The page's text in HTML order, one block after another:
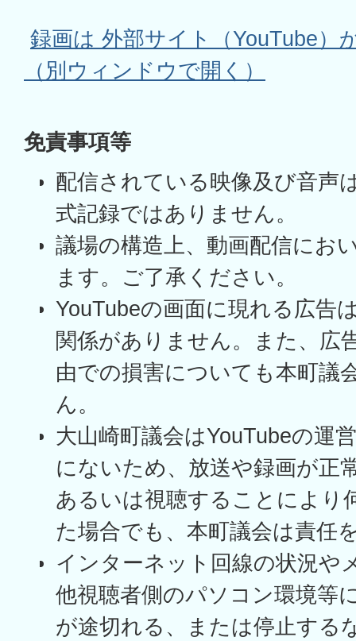
録画は 外部サイト（YouTube）
（別ウィンドウで開く）
免責事項等
配信されている映像及び音声
式記録ではありません。
議場の構造上、動画配信にお
ます。ご了承ください。
YouTubeの画面に現れる広告
関係がありません。また、広
由での損害についても本町議
ん。
大山崎町議会はYouTubeの運
にないため、放送や録画が正
あるいは視聴することにより
た場合でも、本町議会は責任
インターネット回線の状況や
他視聴者側のパソコン環境等
が途切れる、または停止する